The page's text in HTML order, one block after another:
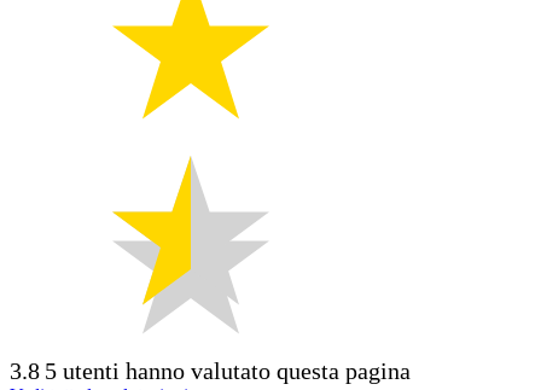
3.8 5 utenti hanno valutato questa pagina